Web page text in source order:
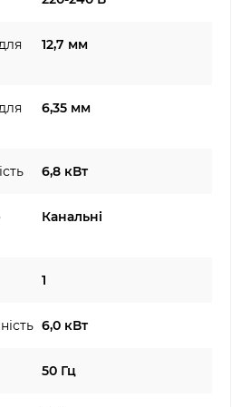
12,7 мм
6,35 мм
6,8 кВт
Канальні
1
6,0 кВт
50 Гц